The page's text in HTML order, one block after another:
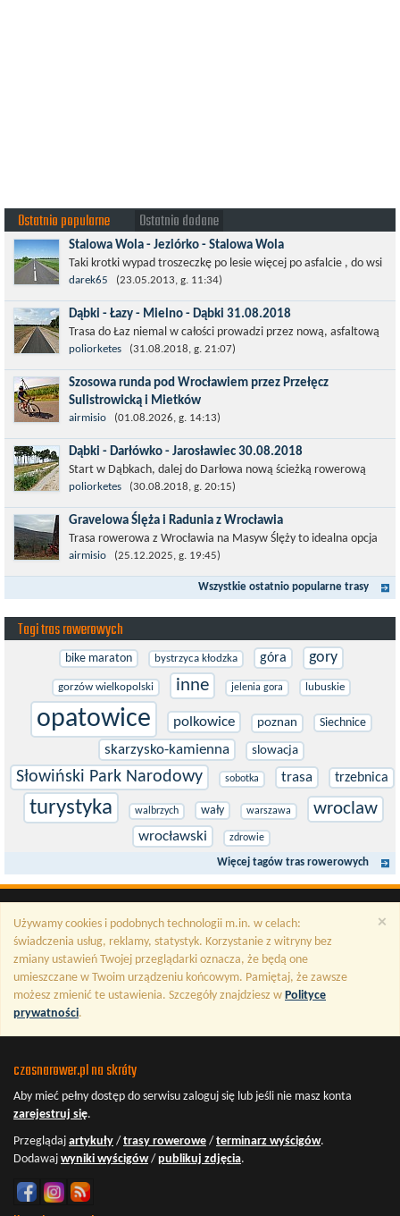
Ostatnio popularne Ostatnio dodane
Stalowa Wola - Jeziórko - Stalowa Wola
Taki krotki wypad troszeczkę po lesie więcej po asfalcie , do wsi
której już nie ma , kopalni siarki również nie ma , a ci co
pamiętają okres...
darek65 (23.05.2013, g. 11:34)
Dąbki - Łazy - Mielno - Dąbki 31.08.2018
Trasa do Łaz niemal w całości prowadzi przez nową, asfaltową
ścieżkę rowerową (od Dąbek do Iwięcina wzdłuż drogi 203).
Niestety jest to trasa nie...
poliorketes (31.08.2018, g. 21:07)
Szosowa runda pod Wrocławiem przez Przełęcz
Sulistrowicką i Mietków
Łatwa, szosowa runda pod Wrocławiem, raczej płaska z jednym
małym podjazdem na Przełęcz Sulistrowicką od strony Olesznej.
To trasa idealna na...
airmisio (01.08.2026, g. 14:13)
Dąbki - Darłówko - Jarosławiec 30.08.2018
Start w Dąbkach, dalej do Darłowa nową ścieżką rowerową
(niekiedy pieszo-rowerową), gdzie na pierwszym rondzie zjazd
w stronę Darłówka Zachodniego....
poliorketes (30.08.2018, g. 20:15)
Gravelowa Ślęża i Radunia z Wrocławia
Trasa rowerowa z Wrocławia na Masyw Ślęży to idealna opcja
na rower przełajowy (lub gravelowy). Zimą, kiedy nie ma śniegu,
a temperatura jest...
airmisio (25.12.2025, g. 19:45)
Wszystkie ostatnio popularne trasy
Tagi tras rowerowych
bike maraton bystrzyca kłodzka góra gory
gorzów wielkopolski inne jelenia gora lubuskie
opatowice polkowice poznan Siechnice
skarzysko-kamienna slowacja
Słowiński Park Narodowy sobotka trasa trzebnica
turystyka walbrzych wały warszawa wroclaw
wrocławski zdrowie
Więcej tagów tras rowerowych
×
Używamy cookies i podobnych technologii m.in. w celach:
świadczenia usług, reklamy, statystyk. Korzystanie z witryny bez
zmiany ustawień Twojej przeglądarki oznacza, że będą one
umieszczane w Twoim urządzeniu końcowym. Pamiętaj, że zawsze
możesz zmienić te ustawienia. Szczegóły znajdziesz w Polityce
prywatności.
czasnarower.pl na skróty
Aby mieć pełny dostęp do serwisu zaloguj się lub jeśli nie masz konta
zarejestruj się.
Przeglądaj artykuły / trasy rowerowe / terminarz wyścigów.
Dodawaj wyniki wyścigów/ publikuj zdjęcia.